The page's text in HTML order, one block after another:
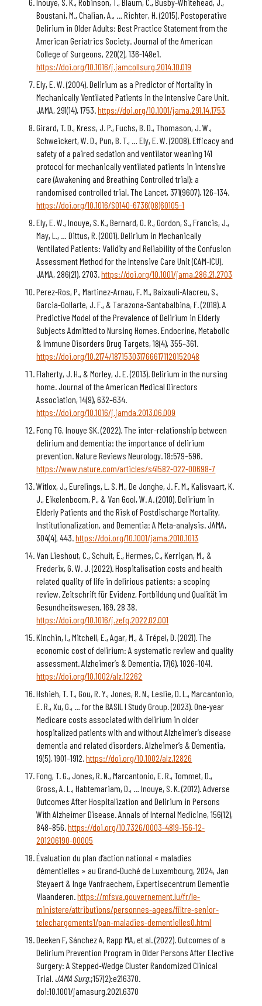
Inouye, S. K., Robinson, T., Blaum, C., Busby-Whitehead, J.,
Boustani, M., Chalian, A., … Richter, H. (2015). Postoperative
Delirium in Older Adults: Best Practice Statement from the
American Geriatrics Society. Journal of the American
College of Surgeons, 220(2), 136-148e1.
https://doi.org/10.1016/j.jamcollsurg.2014.10.019
Ely, E. W. (2004). Delirium as a Predictor of Mortality in
Mechanically Ventilated Patients in the Intensive Care Unit.
JAMA, 291(14), 1753.https://doi.org/10.1001/jama.291.14.1753
Girard, T. D., Kress, J. P., Fuchs, B. D., Thomason, J. W.,
Schweickert, W. D., Pun, B. T., … Ely, E. W. (2008). Efficacy and
safety of a paired sedation and ventilator weaning 141
protocol for mechanically ventilated patients in intensive
care (Awakening and Breathing Controlled trial): a
randomised controlled trial. The Lancet, 371(9607), 126–134.
https://doi.org/10.1016/S0140-6736(08)60105-1
Ely, E. W., Inouye, S. K., Bernard, G. R., Gordon, S., Francis, J.,
May, L., … Dittus, R. (2001). Delirium in Mechanically
Ventilated Patients: Validity and Reliability of the Confusion
Assessment Method for the Intensive Care Unit (CAM-ICU).
JAMA, 286(21), 2703.https://doi.org/10.1001/jama.286.21.2703
Perez-Ros, P., Martinez-Arnau, F. M., Baixauli-Alacreu, S.,
Garcia-Gollarte, J. F., & Tarazona-Santabalbina, F. (2018). A
Predictive Model of the Prevalence of Delirium in Elderly
Subjects Admitted to Nursing Homes. Endocrine, Metabolic
& Immune Disorders Drug Targets, 18(4), 355–361.
https://doi.org/10.2174/1871530317666171120152048
Flaherty, J. H., & Morley, J. E. (2013). Delirium in the nursing
home. Journal of the American Medical Directors
Association, 14(9), 632–634.
https://doi.org/10.1016/j.jamda.2013.06.009
Fong TG, Inouye SK. (2022). The inter-relationship between
delirium and dementia: the importance of delirium
prevention. Nature Reviews Neurology. 18:579–596.
https://www.nature.com/articles/s41582-022-00698-7
Witlox, J., Eurelings, L. S. M., De Jonghe, J. F. M., Kalisvaart, K.
J., Eikelenboom, P., & Van Gool, W. A. (2010). Delirium in
Elderly Patients and the Risk of Postdischarge Mortality,
Institutionalization, and Dementia: A Meta-analysis. JAMA,
304(4), 443.https://doi.org/10.1001/jama.2010.1013
Van Lieshout, C., Schuit, E., Hermes, C., Kerrigan, M., &
Frederix, G. W. J. (2022). Hospitalisation costs and health
related quality of life in delirious patients: a scoping
review. Zeitschrift für Evidenz, Fortbildung und Qualität im
Gesundheitswesen, 169, 28 38.
https://doi.org/10.1016/j.zefq.2022.02.001
Kinchin, I., Mitchell, E., Agar, M., & Trépel, D. (2021). The
economic cost of delirium: A systematic review and quality
assessment. Alzheimer’s & Dementia, 17(6), 1026–1041.
https://doi.org/10.1002/alz.12262
Hshieh, T. T., Gou, R. Y., Jones, R. N., Leslie, D. L., Marcantonio,
E. R., Xu, G., … for the BASIL I Study Group. (2023). One‐year
Medicare costs associated with delirium in older
hospitalized patients with and without Alzheimer’s disease
dementia and related disorders. Alzheimer’s & Dementia,
19(5), 1901–1912.https://doi.org/10.1002/alz.12826
Fong, T. G., Jones, R. N., Marcantonio, E. R., Tommet, D.,
Gross, A. L., Habtemariam, D., … Inouye, S. K. (2012). Adverse
Outcomes After Hospitalization and Delirium in Persons
With Alzheimer Disease. Annals of Internal Medicine, 156(12),
848–856.https://doi.org/10.7326/0003-4819-156-12-
201206190-00005
Évaluation du plan d’action national « maladies
démentielles » au Grand-Duché de Luxembourg, 2024, Jan
Steyaert & Inge Vanfraechem, Expertisecentrum Dementie
Vlaanderen.https://mfsva.gouvernement.lu/fr/le-
ministere/attributions/personnes-agees/filtre-senior-
telechargements1/pan-maladies-dementielles0.html
Deeken F, Sánchez A, Rapp MA, et al. (2022). Outcomes of a
Delirium Prevention Program in Older Persons After Elective
Surgery: A Stepped-Wedge Cluster Randomized Clinical
Trial. JAMA Surg.;157(2):e216370.
doi:10.1001/jamasurg.2021.6370